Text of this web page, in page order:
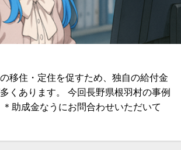
移住・定住を促すため、独自の給付金
くあります。 今回長野県根羽村の事例
助成金なうにお問合わせいただいて